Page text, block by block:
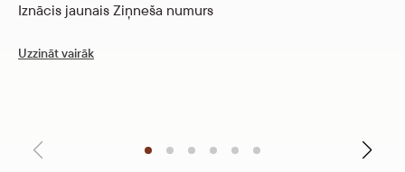
Iznācis jaunais Ziņneša numurs
Uzzināt vairāk